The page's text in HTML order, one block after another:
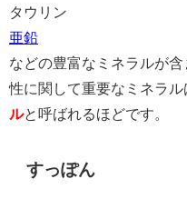
タウリン
亜鉛
などの豊富なミネラルが含
性に関して重要なミネラル
ルと呼ばれるほどです。
すっぽん